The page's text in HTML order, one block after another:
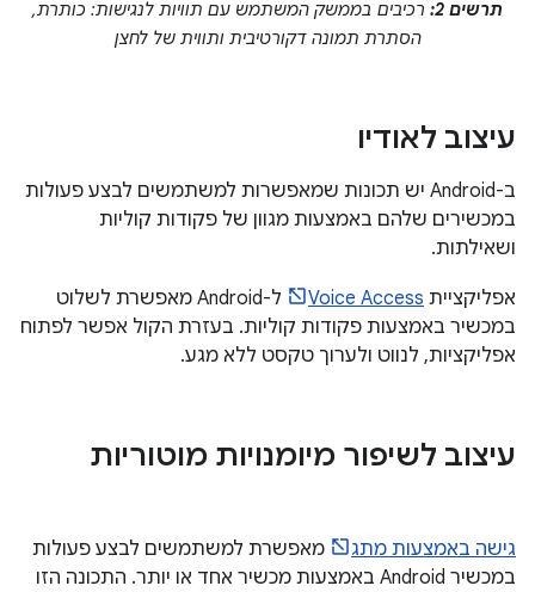
תרשים 2:
רכיבים בממשק המשתמש עם תוויות לנגישות: כותרת,
הסתרת תמונה דקורטיבית ותווית של לחצן
עיצוב לאודיו
ב-Android יש תכונות שמאפשרות למשתמשים לבצע פעולות
במכשירים שלהם באמצעות מגוון של פקודות קוליות
ושאילתות.
אפליקציית Voice Access
ל-Android מאפשרת לשלוט
במכשיר באמצעות פקודות קוליות. בעזרת הקול אפשר לפתוח
אפליקציות, לנווט ולערוך טקסט ללא מגע.
עיצוב לשיפור מיומנויות מוטוריות
גישה באמצעות מתג
מאפשרת למשתמשים לבצע פעולות
במכשיר Android באמצעות מכשיר אחד או יותר. התכונה הזו